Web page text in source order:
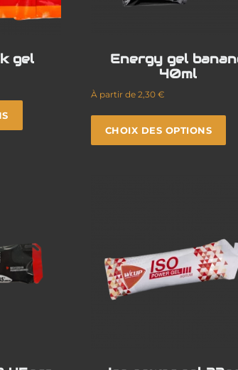
gel
Energy gel
40ml
À partir de 2,30 €
CHOIX DES OPTIONS